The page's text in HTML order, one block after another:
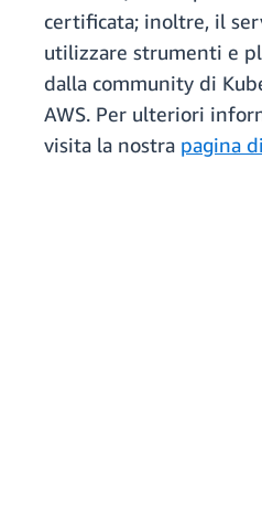
certificata; inoltre, il
utilizzare strumenti e
dalla community di
AWS. Per ulteriori
visita la nostra pagina